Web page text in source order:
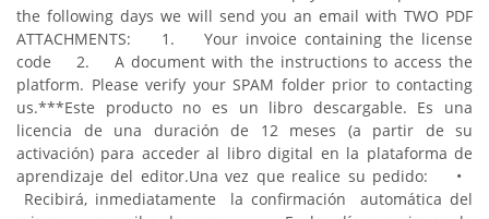
the following days we will send you an email with TWO PDF
ATTACHMENTS: 1. Your invoice containing the license
code 2. A document with the instructions to access the
platform. Please verify your SPAM folder prior to contacting
us.***Este producto no es un libro descargable. Es una
licencia de una duración de 12 meses (a partir de su
activación) para acceder al libro digital en la plataforma de
aprendizaje del editor.Una vez que realice su pedido: •
Recibirá, inmediatamente la confirmación automática del